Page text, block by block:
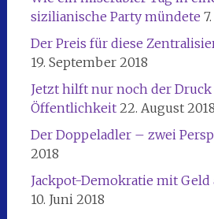
sizilianische Party mündete
Der Preis für diese
19. September 2018
Jetzt hilft nur noch der Druck
Öffentlichkeit 22. August 2018
Der Doppeladler – zwei
2018
Jackpot-Demokratie mit Geld
10. Juni 2018